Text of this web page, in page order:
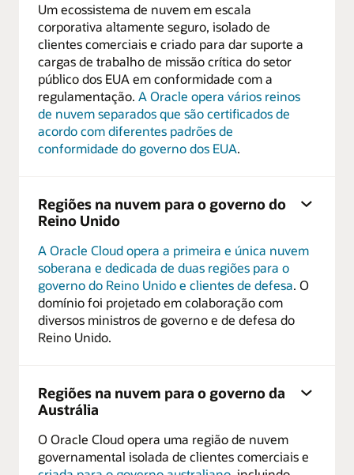
Um ecossistema de nuvem em escala
corporativa altamente seguro, isolado de
clientes comerciais e criado para dar suporte a
cargas de trabalho de missão crítica do setor
público dos EUA em conformidade com a
regulamentação. A Oracle opera vários reinos
de nuvem separados que são certificados de
acordo com diferentes padrões de
conformidade do governo dos EUA.
Regiões na nuvem para o governo do
Reino Unido
A Oracle Cloud opera a primeira e única nuvem
soberana e dedicada de duas regiões para o
governo do Reino Unido e clientes de defesa. O
domínio foi projetado em colaboração com
diversos ministros de governo e de defesa do
Reino Unido.
Regiões na nuvem para o governo da
Austrália
O Oracle Cloud opera uma região de nuvem
governamental isolada de clientes comerciais e